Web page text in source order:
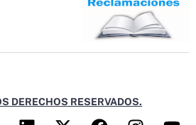
DERECHOS RESERVADOS.
L X F I Y